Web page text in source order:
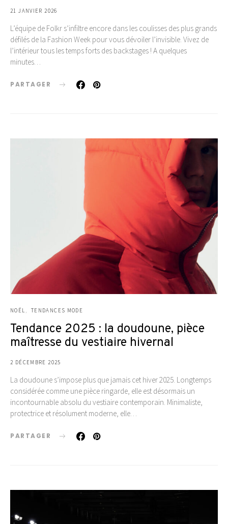
21 JANVIER 2026
L’équipe de Folkr s’infiltre encore dans les coulisses des plus grands
défilés de la Fashion Week pour vous dévoiler l’invisible. Vivez de
l’intérieur tous les temps forts des backstages ! A quelques
minutes…
PARTAGER
NOËL TENDANCES MODE
Tendance 2025 : la doudoune, pièce
maîtresse du vestiaire hivernal
2 DÉCEMBRE 2025
La doudoune s’impose plus que jamais cet hiver 2025. Longtemps
considérée comme une pièce ringarde, elle est désormais un
incontournable absolu du vestiaire contemporain. Minimaliste,
protectrice et résolument moderne, elle…
PARTAGER